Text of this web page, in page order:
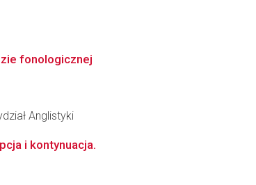
fonologicznej
Anglistyki
i kontynuacja.